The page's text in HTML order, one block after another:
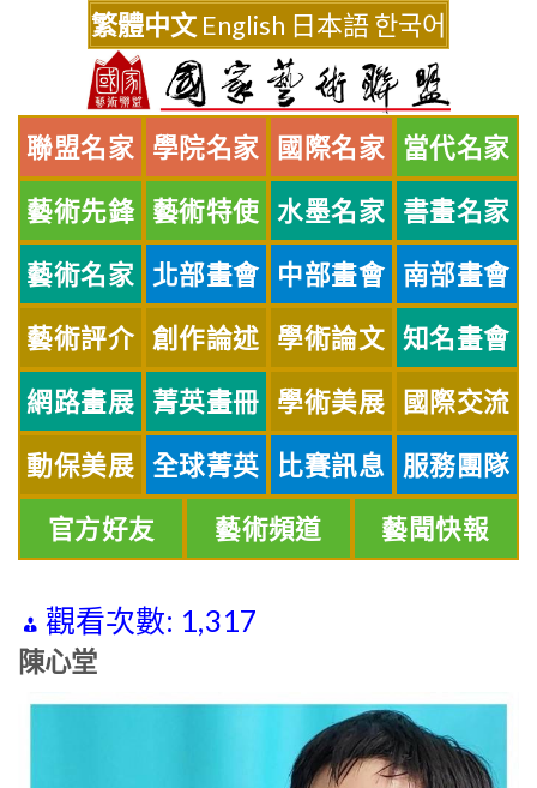
繁體中文 English 日本語한국어
聯盟名家 學院名家 國際名家 當代名家
藝術先鋒 藝術特使 水墨名家 書畫名家
藝術名家 北部畫會 中部畫會 南部畫會
藝術評介 創作論述 學術論文 知名畫會
網路畫展 菁英畫冊 學術美展 國際交流
動保美展 全球菁英 比賽訊息 服務團隊
官方好友 藝術頻道 藝聞快報
觀看次數: 1,317
陳心堂